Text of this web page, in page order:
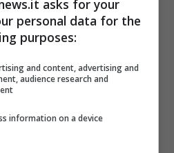
panchina dall’inizio non
poi il mister nel
ha detto: “bisogna
così è stato. Sono felice
asks for your
personal data for the
purposes:
and content, advertising and
audience research and
information on a device